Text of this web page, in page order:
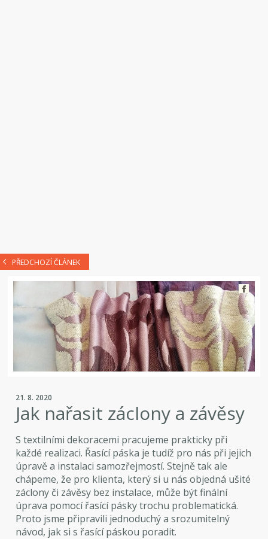
PŘEDCHOZÍ ČLÁNEK
21. 8. 2020
Jak nařasit záclony a závěsy
S textilními dekoracemi pracujeme prakticky při
každé realizaci. Řasící páska je tudíž pro nás při jejich
úpravě a instalaci samozřejmostí. Stejně tak ale
chápeme, že pro klienta, který si u nás objedná ušité
záclony či závěsy bez instalace, může být finální
úprava pomocí řasící pásky trochu problematická.
Proto jsme připravili jednoduchý a srozumitelný
návod, jak si s řasící páskou poradit.